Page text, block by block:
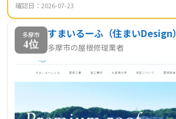
確認日：2026-07-23
多摩市
4位
すまいるーふ（住まいDesign）
多摩市の屋根修理業者